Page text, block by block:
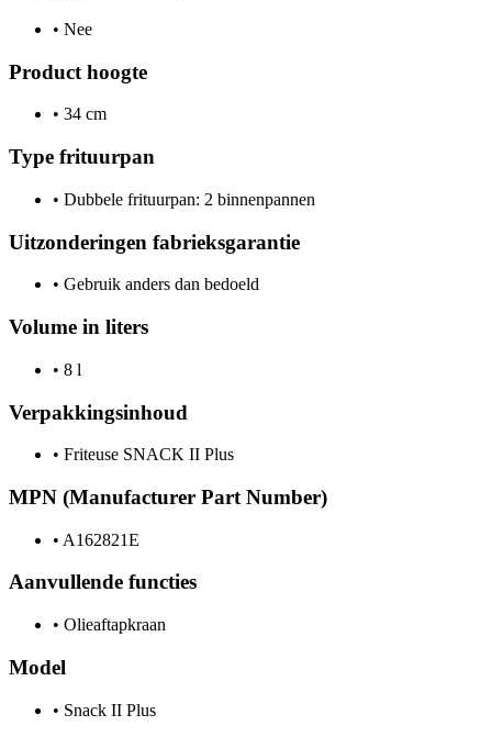
• Nee
Product hoogte
• 34 cm
Type frituurpan
• Dubbele frituurpan: 2 binnenpannen
Uitzonderingen fabrieksgarantie
• Gebruik anders dan bedoeld
Volume in liters
• 8 l
Verpakkingsinhoud
• Friteuse SNACK II Plus
MPN (Manufacturer Part Number)
• A162821E
Aanvullende functies
• Olieaftapkraan
Model
• Snack II Plus